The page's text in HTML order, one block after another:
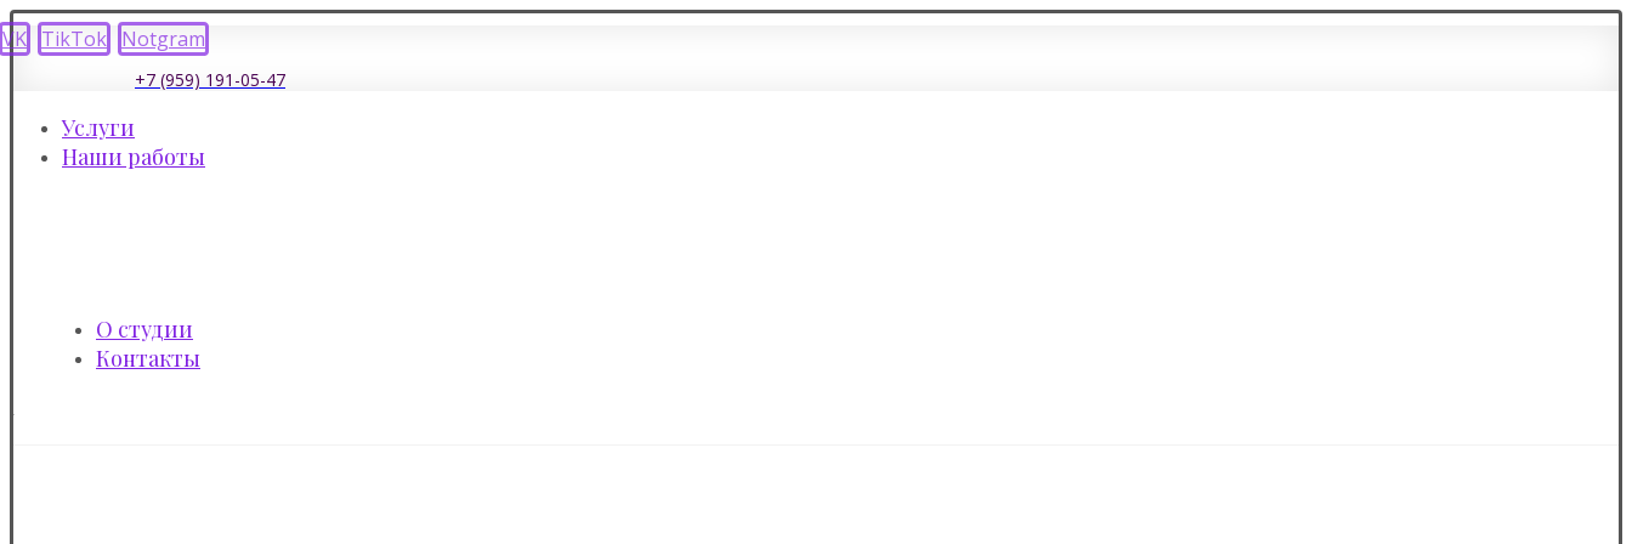
VK TikTok Notgram
+7 (959) 191-05-47
Услуги
Наши работы
О студии
Контакты